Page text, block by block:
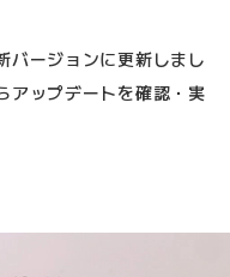
バージョンに更新しまし
アップデートを確認・実